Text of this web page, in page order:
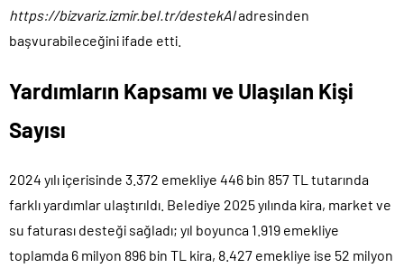
https://bizvariz.izmir.bel.tr/destekAladresinden
başvurabileceğini ifade etti.
Yardımların Kapsamı ve Ulaşılan Kişi
Sayısı
2024 yılı içerisinde 3.372 emekliye 446 bin 857 TL tutarında
farklı yardımlar ulaştırıldı. Belediye 2025 yılında kira, market ve
su faturası desteği sağladı; yıl boyunca 1.919 emekliye
toplamda 6 milyon 896 bin TL kira, 8.427 emekliye ise 52 milyon